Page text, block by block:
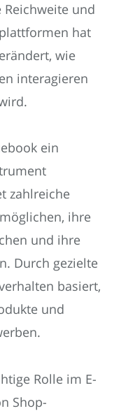
und
hat
wie
interagieren
ein
zahlreiche
ihre
und ihre
Durch gezielte
basiert,
und
Rolle im E-
Shop-